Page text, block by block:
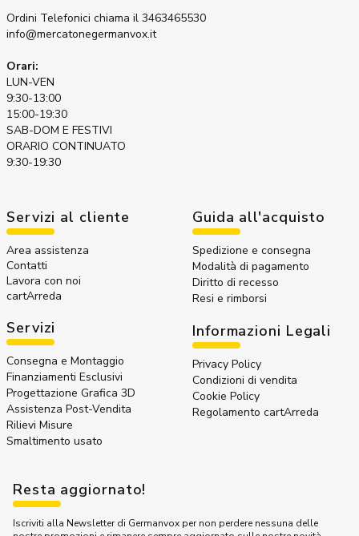
Ordini Telefonici chiama il 3463465530
info@mercatonegermanvox.it
Orari:
LUN-VEN
9:30-13:00
15:00-19:30
SAB-DOM E FESTIVI
ORARIO CONTINUATO
9:30-19:30
Servizi al cliente
Area assistenza
Contatti
Lavora con noi
cartArreda
Servizi
Consegna e Montaggio
Finanziamenti Esclusivi
Progettazione Grafica 3D
Assistenza Post-Vendita
Rilievi Misure
Smaltimento usato
Guida all'acquisto
Spedizione e consegna
Modalità di pagamento
Diritto di recesso
Resi e rimborsi
Informazioni Legali
Privacy Policy
Condizioni di vendita
Cookie Policy
Regolamento cartArreda
Resta aggiornato!
Iscriviti alla Newsletter di Germanvox per non perdere nessuna delle